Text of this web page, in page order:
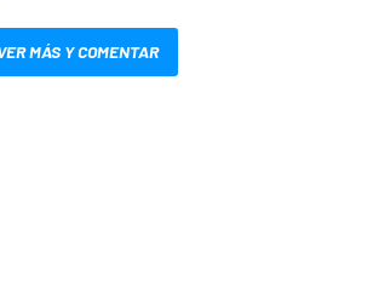
MÁS Y COMENTAR